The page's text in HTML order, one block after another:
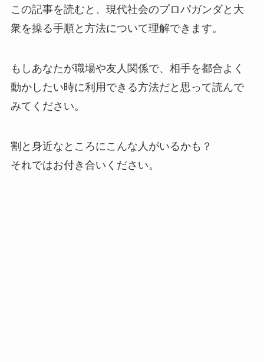
この記事を読むと、現代社会のプロパガンダと大
衆を操る手順と方法について理解できます。
もしあなたが職場や友人関係で、相手を都合よく
動かしたい時に利用できる方法だと思って読んで
みてください。
割と身近なところにこんな人がいるかも？
それではお付き合いください。